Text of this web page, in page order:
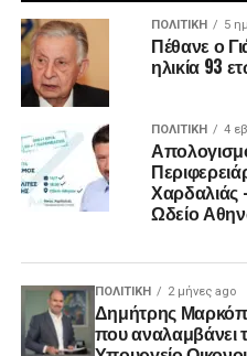
ΠΟΛΙΤΙΚΉ 5
Πέθανε ο
ηλικία 93
ΠΟΛΙΤΙΚΉ 4
Χαρδαλιάς
Ωδείο
ΠΟΛΙΤΙΚΉ 2 μήνες ago
Δημήτρης
που αναλαμβάνει